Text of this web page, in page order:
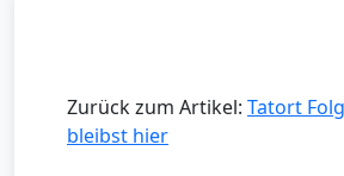
Zurück zum Artikel: Tatort
bleibst hier